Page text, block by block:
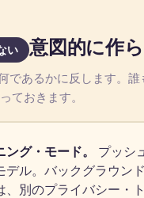
い 意図的に作
であるかに反します。誰
ておきます。
グ・モード。
プッシ
デル。バックグラウン
、別のプライバシー・